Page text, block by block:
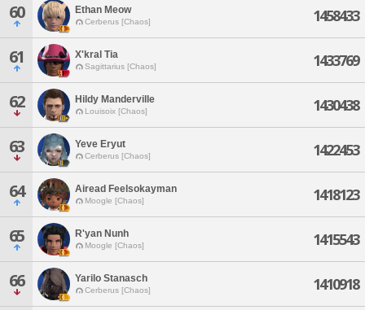
60 Ethan Meow
Cerberus [Chaos] 1458433
61 X'kral Tia
Sagittarius [Chaos] 1433769
62 Hildy Manderville
Louisoix [Chaos] 1430438
63 Yeve Eryut
Cerberus [Chaos] 1422453
64 Airead Feelsokayman
Moogle [Chaos] 1418123
65 R'yan Nunh
Moogle [Chaos] 1415543
66 Yarilo Stanasch
Cerberus [Chaos] 1410918